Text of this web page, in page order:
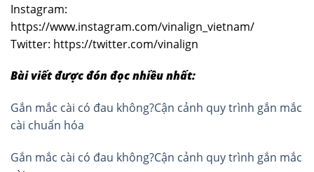
Instagram:
https://www.instagram.com/vinalign_vietnam/
Twitter: https://twitter.com/vinalign
Bài viết được đón đọc nhiều nhất:
Gắn mắc cài có đau không?Cận cảnh quy trình gắn mắc
cài chuẩn hóa
Gắn mắc cài có đau không?Cận cảnh quy trình gắn mắc